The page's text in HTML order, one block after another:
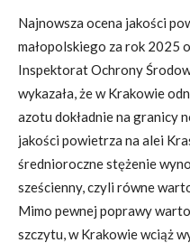
Najnowsza ocena jakości
małopolskiego za rok 2025
Inspektorat Ochrony
wykazała, że w Krakowie
azotu dokładnie na granicy
jakości powietrza na alei
średnioroczne stężenie
sześcienny, czyli równe
Mimo pewnej poprawy
szczytu, w Krakowie wciąż